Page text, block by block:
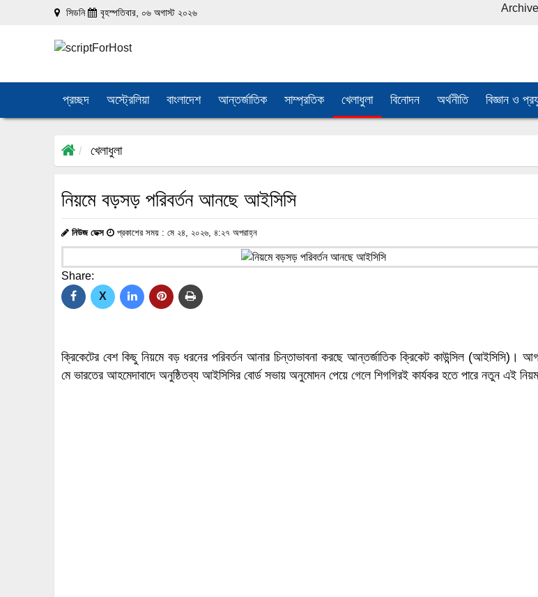
সিডনি বৃহস্পতিবার, ০৬ অগাস্ট ২০২৬ Archive
প্রচ্ছদ অস্ট্রেলিয়া বাংলাদেশ আন্তর্জাতিক সাম্প্রতিক খেলাধুলা বিনোদন অর্থনীতি বিজ্ঞান ও
খেলাধুলা
নিয়মে বড়সড় পরিবর্তন আনছে আইসিসি
নিউজ ডেক্স প্রকাশের সময় : মে ২৪, ২০২৬, ৪:২৭ অপরাহ্ন
Share:
X
ক্রিকেটের বেশ কিছু নিয়মে বড় ধরনের পরিবর্তন আনার চিন্তাভাবনা করছে আন্তর্জাতিক ক্রিকেট কাউন্সিল (আইসিসি)।
মে ভারতের আহমেদাবাদে অনুষ্ঠিতব্য আইসিসির বোর্ড সভায় অনুমোদন পেয়ে গেলে শিগগিরই কার্যকর হতে পারে নতুন এই